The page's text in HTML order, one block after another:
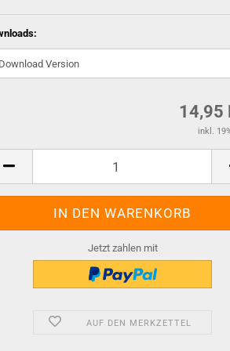
14,95
inkl.
Jetzt zahlen mit
AUF DEN MERKZETTEL